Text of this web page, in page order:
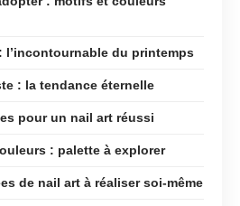
l’incontournable du printemps
: la tendance éternelle
pour un nail art réussi
: palette à explorer
de nail art à réaliser soi-même